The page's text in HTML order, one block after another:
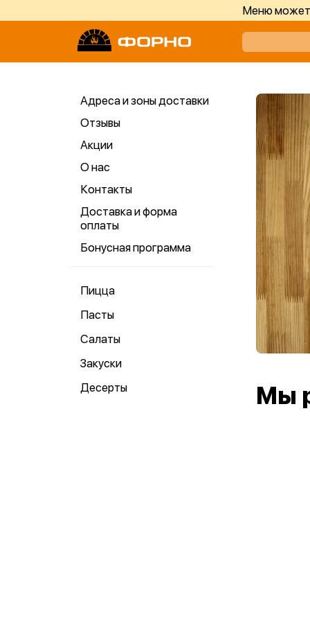
Меню может
Адреса и зоны доставки
Отзывы
Акции
О нас
Контакты
Доставка и форма
оплаты
Бонусная программа
Пицца
Пасты
Салаты
Закуски
Десерты
Мы